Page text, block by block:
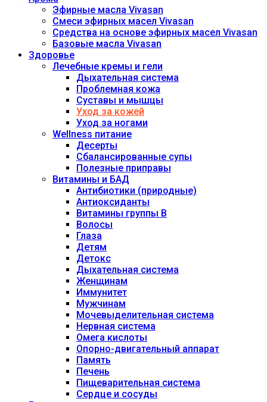
Эфирные масла Vivasan
Смеси эфирных масел Vivasan
Средства на основе эфирных масел Vivasan
Базовые масла Vivasan
Здоровье
Лечебные кремы и гели
Дыхательная система
Проблемная кожа
Суставы и мышцы
Уход за кожей
Уход за ногами
Wellness питание
Десерты
Сбалансированные супы
Полезные приправы
Витамины и БАД
Антибиотики (природные)
Антиоксиданты
Витамины группы В
Волосы
Глаза
Детям
Детокс
Дыхательная система
Женщинам
Иммунитет
Мужчинам
Мочевыделительная система
Нервная система
Омега кислоты
Опорно-двигательный аппарат
Память
Печень
Пищеварительная система
Сердце и сосуды